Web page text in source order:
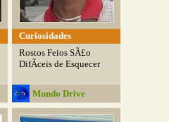
Curiosidades
Rostos Feios SÃ£o
DifÃ­ceis de Esquecer
Mundo Drive